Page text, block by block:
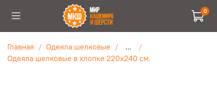
0
Главная Одеяла шелковые
...
Одеяла шелковые в хлопке 220х240 см.